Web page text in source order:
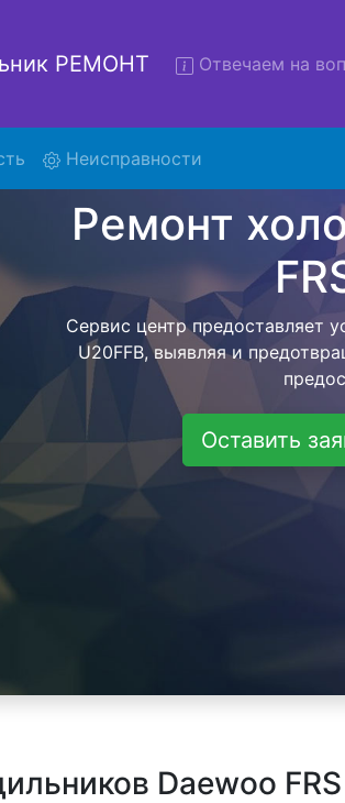
РЕМОНТ Отвечаем на
Неисправности
Ремонт холодильников с вывозом
поиски курьерской службы,
U20FFB и отвезет в сервисный
осуществляется внутри
мастера как закончит с
согласовывается конечная
Перечень бесплатных услуг
специалиста,
Оставить
Daewoo